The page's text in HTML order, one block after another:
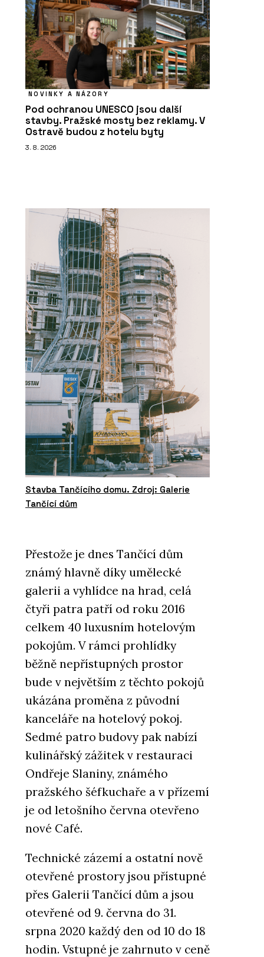
NOVINKY A NÁZORY
Pod ochranou UNESCO jsou další
stavby. Pražské mosty bez reklamy. V
Ostravě budou z hotelu byty
3. 8. 2026
Stavba Tančícího domu. Zdroj: Galerie
Tančící dům
Přestože je dnes Tančící dům
známý hlavně díky umělecké
galerii a vyhlídce na hrad, celá
čtyři patra patří od roku 2016
celkem 40 luxusním hotelovým
pokojům. V rámci prohlídky
běžně nepřístupných prostor
bude v největším z těchto pokojů
ukázána proměna z původní
kanceláře na hotelový pokoj.
Sedmé patro budovy pak nabízí
kulinářský zážitek v restauraci
Ondřeje Slaniny, známého
pražského šéfkuchaře a v přízemí
je od letošního června otevřeno
nové Café.
Technické zázemí a ostatní nově
otevřené prostory jsou přístupné
přes Galerii Tančící dům a jsou
otevřené od 9. června do 31.
srpna 2020 každý den od 10 do 18
hodin. Vstupné je zahrnuto v ceně